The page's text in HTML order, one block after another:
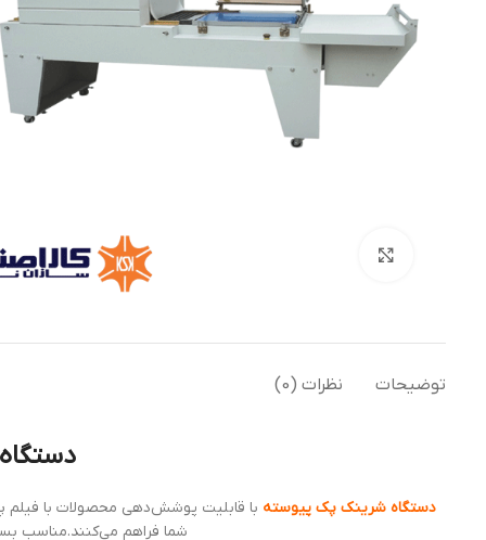
توضیحات نظرات (0)
دستگاه شرینک پک پیوسته با قابلیت پوشش‌دهی محصولات با فیلم
شما فراهم می‌کنند.مناسب